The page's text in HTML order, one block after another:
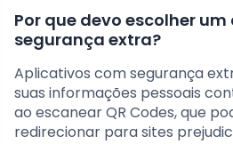
Por que devo escolher
segurança extra?
Aplicativos com segurança
suas informações pessoais
ao escanear QR Codes, que
redirecionar para sites